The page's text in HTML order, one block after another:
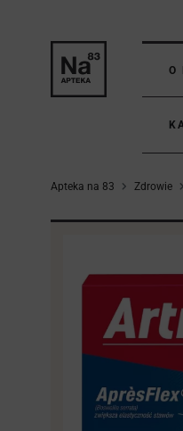
O
Apteka na 83 Zdrowie